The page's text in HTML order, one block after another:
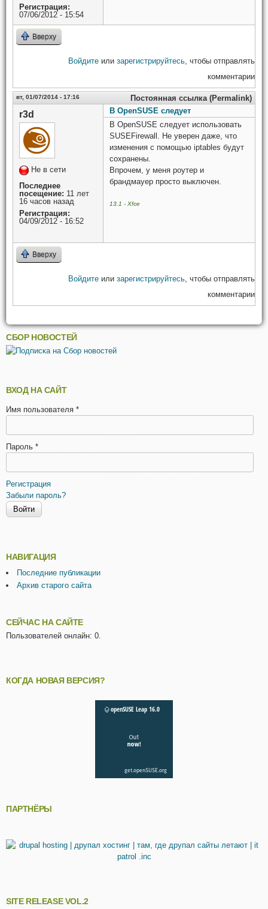
Регистрация:
07/06/2012 - 15:54
Вверху
Войдите или зарегистрируйтесь, чтобы отправлять
комментарии
вт, 01/07/2014 - 17:16 Постоянная ссылка (Permalink)
r3d
Не в сети
Последнее
посещение: 11 лет
16 часов назад
Регистрация:
04/09/2012 - 16:52
В OpenSUSE следует
В OpenSUSE следует использовать
SUSEFirewall. Не уверен даже, что
изменения с помощью iptables будут
сохранены.
Впрочем, у меня роутер и
брандмауер просто выключен.
13.1 - Xfce
Вверху
Войдите или зарегистрируйтесь, чтобы отправлять
комментарии
СБОР НОВОСТЕЙ
ВХОД НА САЙТ
Имя пользователя *
Пароль *
Регистрация
Забыли пароль?
НАВИГАЦИЯ
Последние публикации
Архив старого сайта
СЕЙЧАС НА САЙТЕ
Пользователей онлайн: 0.
КОГДА НОВАЯ ВЕРСИЯ?
ПАРТНЁРЫ
SITE RELEASE VOL.2